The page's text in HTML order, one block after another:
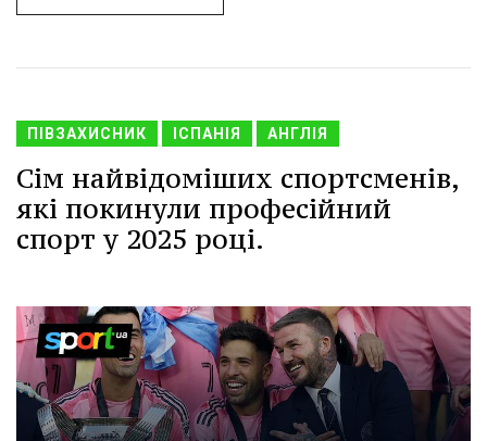
ПІВЗАХИСНИК ІСПАНІЯ АНГЛІЯ
Сім найвідоміших спортсменів,
які покинули професійний
спорт у 2025 році.